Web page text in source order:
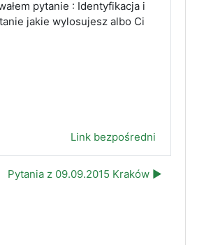
pytanie : Identyfikacja i
jakie wylosujesz albo Ci
Link bezpośredni
Pytania z 09.09.2015 Kraków ▶︎